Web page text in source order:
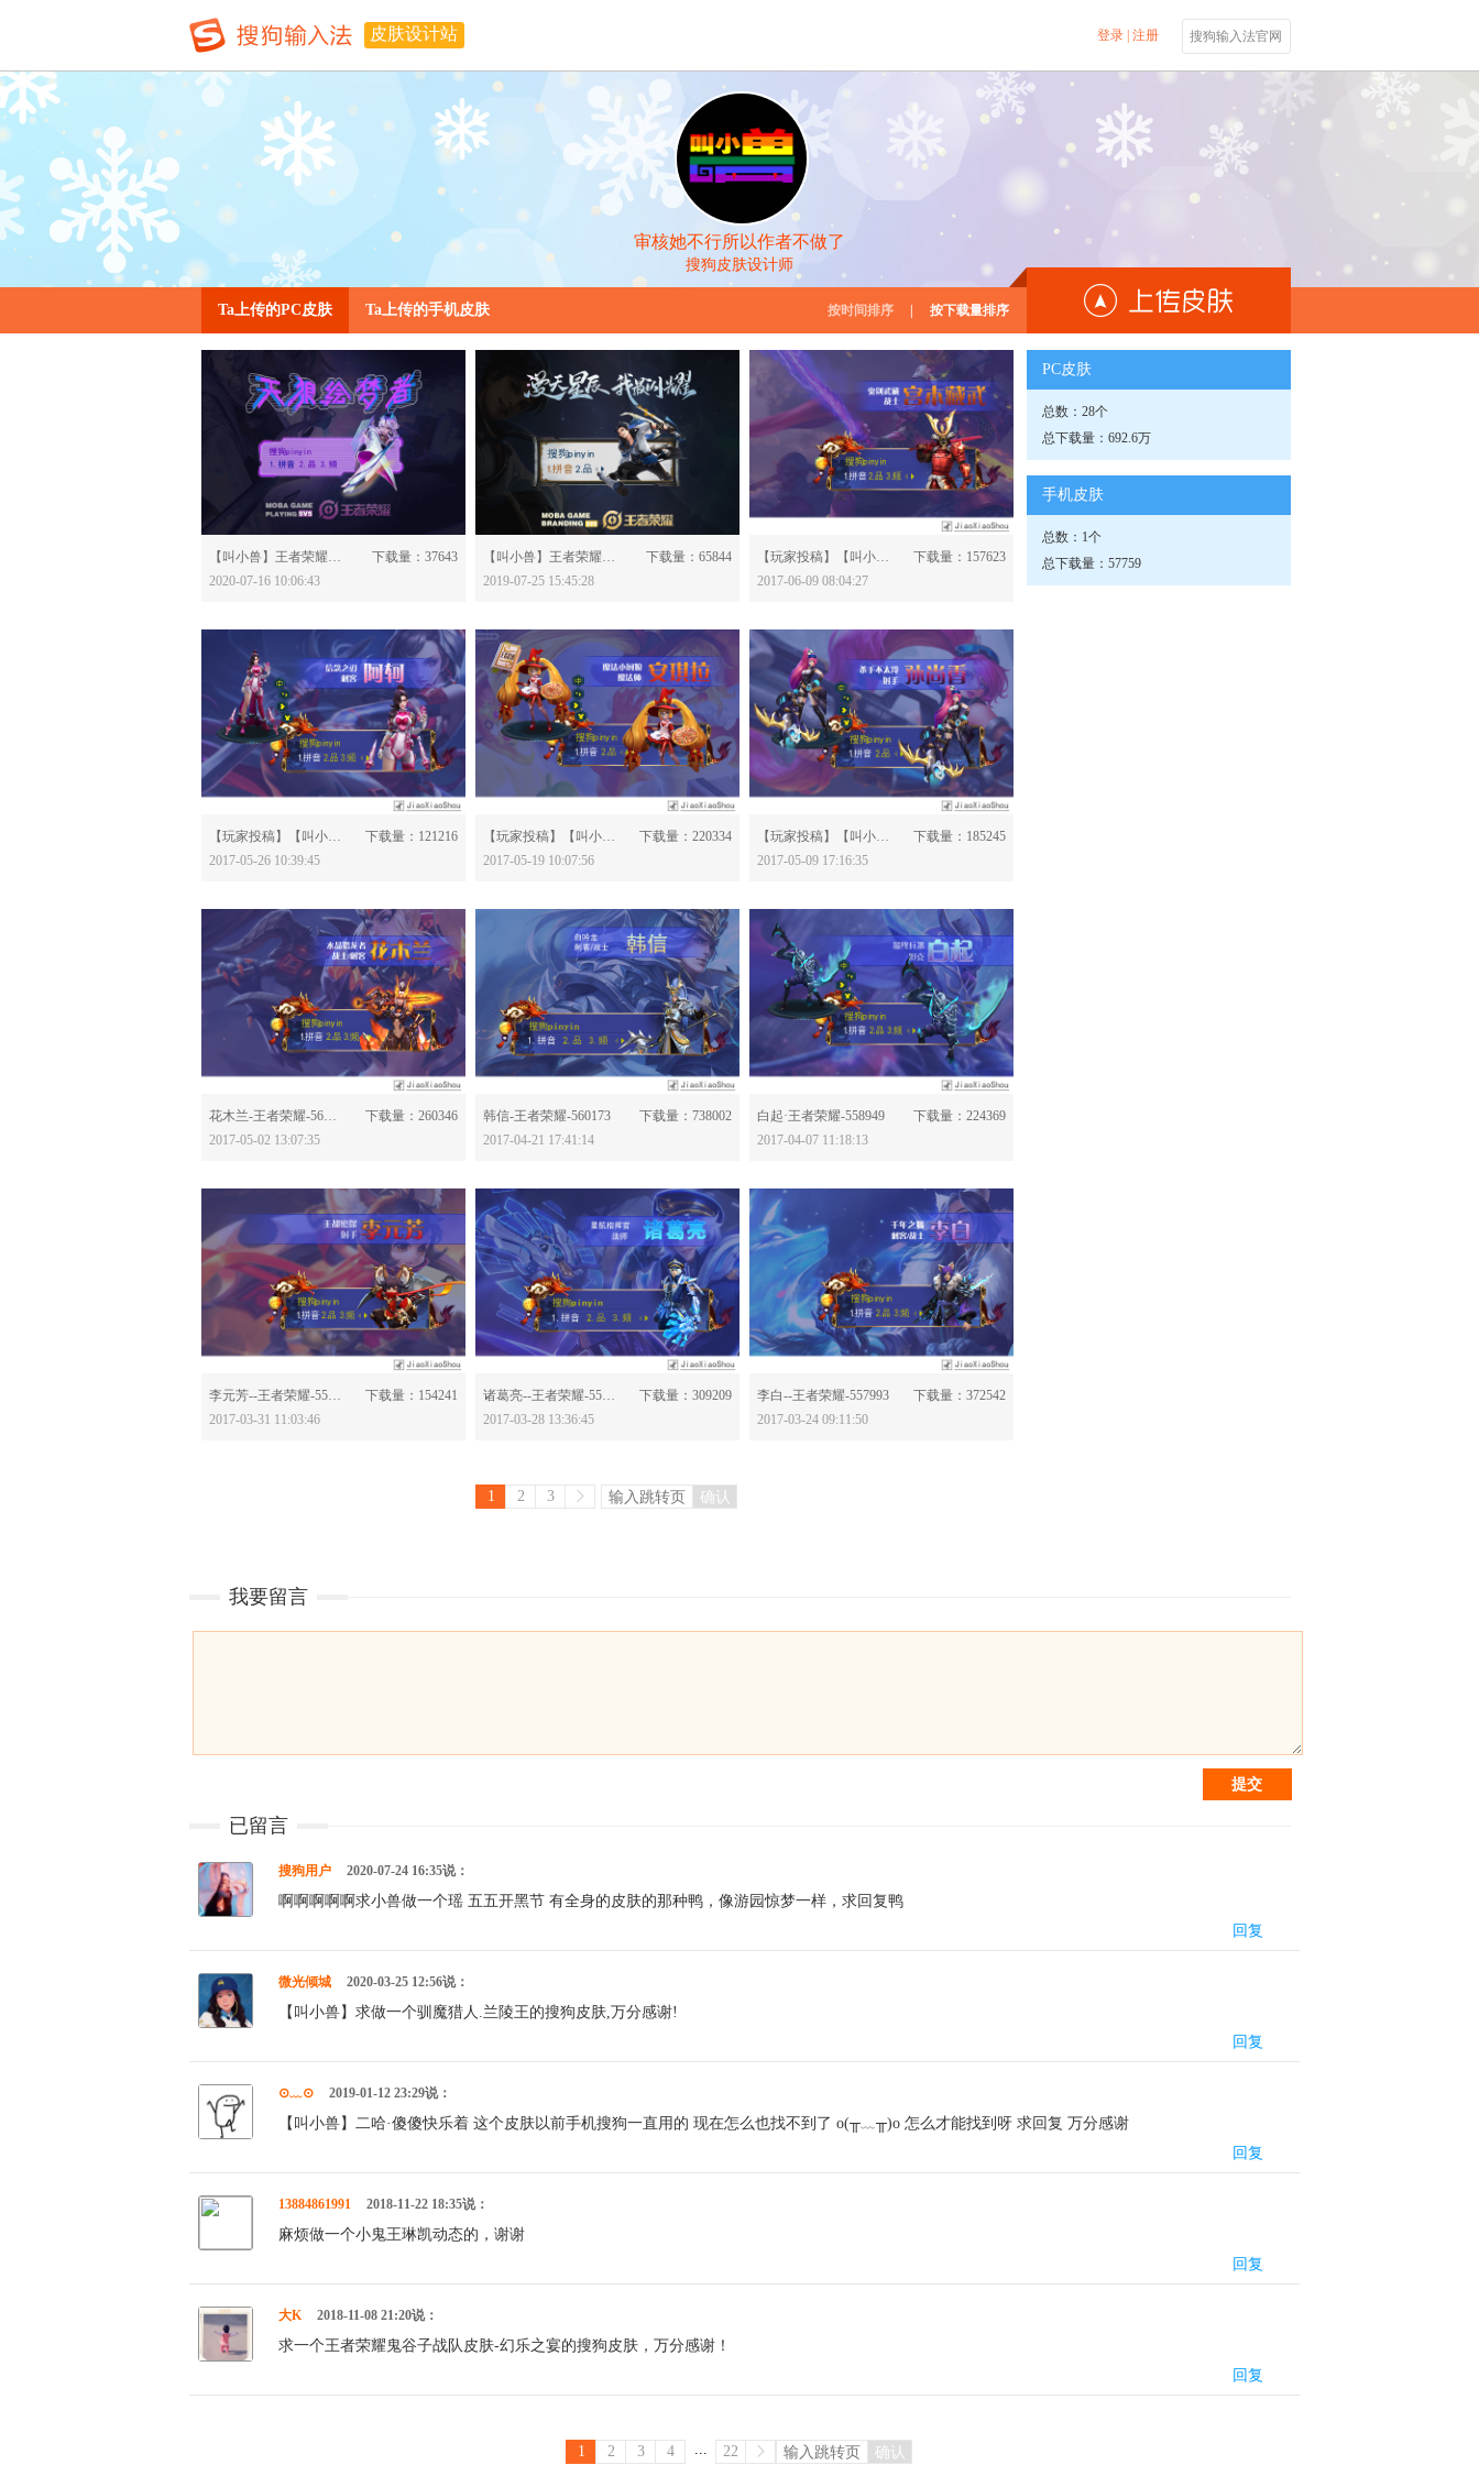
皮肤设计站 登录| 注册 搜狗输入法官网
审核她不行所以作者不做了
搜狗皮肤设计师
Ta上传的PC皮肤 Ta上传的手机皮肤 按时间排序 按下载量排序
分享：
【叫小兽】王者荣耀·上官婉儿-614865
下载量：37643
2020-07-16 10:06:43
分享：
【叫小兽】王者荣耀·曜-603199
下载量：65844
2019-07-25 15:45:28
分享：
【玩家投稿】【叫小兽】王者荣耀·宫本藏武-562633
下载量：157623
2017-06-09 08:04:27
分享：
【玩家投稿】【叫小兽】王者荣耀·阿轲-561917
下载量：121216
2017-05-26 10:39:45
分享：
【玩家投稿】【叫小兽】王者荣耀·安琪拉-561547
下载量：220334
2017-05-19 10:07:56
分享：
【玩家投稿】【叫小兽】王者荣耀·孙尚香-561051
下载量：185245
2017-05-09 17:16:35
分享：
花木兰-王者荣耀-560743
下载量：260346
2017-05-02 13:07:35
分享：
韩信-王者荣耀-560173
下载量：738002
2017-04-21 17:41:14
分享：
白起·王者荣耀-558949
下载量：224369
2017-04-07 11:18:13
分享：
李元芳--王者荣耀-558497
下载量：154241
2017-03-31 11:03:46
分享：
诸葛亮--王者荣耀-558321
下载量：309209
2017-03-28 13:36:45
分享：
李白--王者荣耀-557993
下载量：372542
2017-03-24 09:11:50
1 2 3 确认
PC皮肤
总数：28个
总下载量：692.6万
手机皮肤
总数：1个
总下载量：57759
我要留言
提交
已留言
搜狗用户 2020-07-24 16:35说：
啊啊啊啊啊求小兽做一个瑶 五五开黑节 有全身的皮肤的那种鸭，像游园惊梦一样，求回复鸭
回复
微光倾城 2020-03-25 12:56说：
【叫小兽】求做一个驯魔猎人.兰陵王的搜狗皮肤,万分感谢!
回复
⊙﹏⊙ 2019-01-12 23:29说：
【叫小兽】二哈·傻傻快乐着 这个皮肤以前手机搜狗一直用的 现在怎么也找不到了 o(╥﹏╥)o 怎么才能找到呀 求回复 万分感谢
回复
13884861991 2018-11-22 18:35说：
麻烦做一个小鬼王琳凯动态的，谢谢
回复
大K 2018-11-08 21:20说：
求一个王者荣耀鬼谷子战队皮肤-幻乐之宴的搜狗皮肤，万分感谢！
回复
1 2 3 4 ... 22 确认